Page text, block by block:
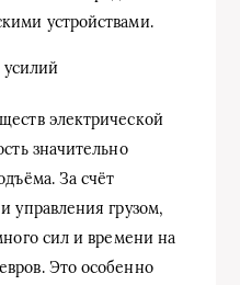
устройствами.
электрической
значительно
За счёт
управления грузом,
сил и времени на
Это особенно